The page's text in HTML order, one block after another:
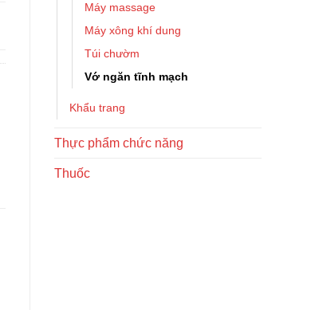
Máy massage
Máy xông khí dung
Túi chườm
Vớ ngăn tĩnh mạch
Khẩu trang
Thực phẩm chức năng
Thuốc